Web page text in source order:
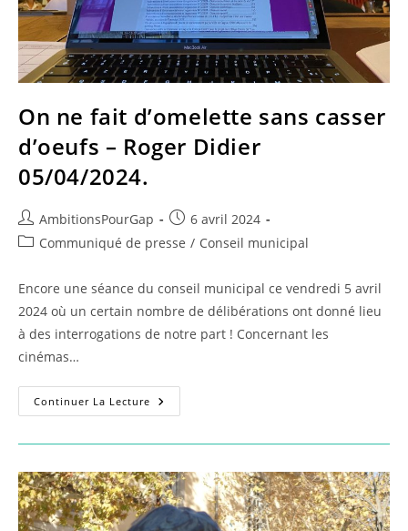
On ne fait d’omelette sans casser
d’oeufs – Roger Didier
05/04/2024.
Auteur/autrice
de
AmbitionsPourGap
Publication
publiée :
6 avril 2024
PostCommuniqué de presse / Conseil municipal
Encore une séance du conseil municipal ce vendredi 5 avril
2024 où un certain nombre de délibérations ont donné lieu
à des interrogations de notre part ! Concernant les
cinémas…
Continuer La Lecture On
Ne
D’oeufs
–
Roger
Didier